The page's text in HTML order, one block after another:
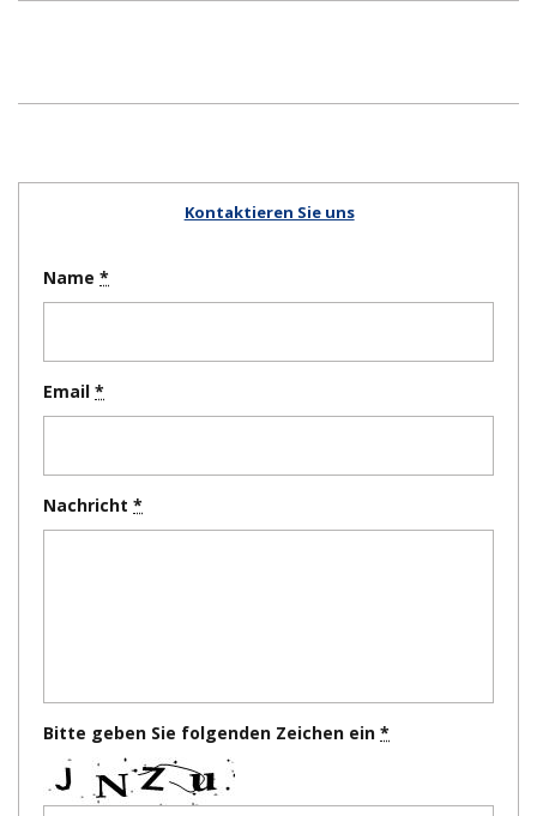
Kontaktieren Sie uns
Name
Email
Nachricht
Bitte geben Sie folgenden Zeichen ein